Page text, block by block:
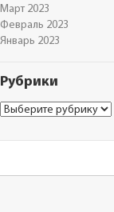
Март 2023
Февраль 2023
Январь 2023
Рубрики
Рубрики